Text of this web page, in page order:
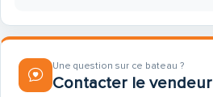
Une question sur ce bateau ?
Contacter le vendeur